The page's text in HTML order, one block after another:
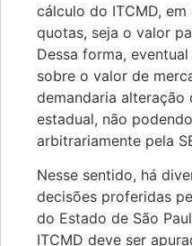
cálculo do ITCMD,
quotas, seja o valor
Dessa forma,
sobre o valor de
demandaria
estadual, não
arbitrariamente pela
Nesse sentido, há
decisões proferidas
do Estado de São
ITCMD deve ser